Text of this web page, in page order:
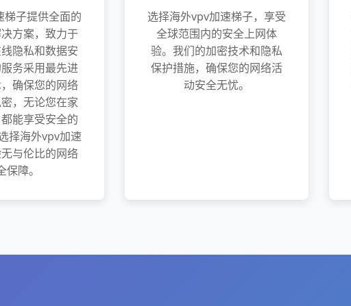
梯子提供全面的
方案，致力于
隐私和数据安
务采用最先进
确保您的网络
，无论您在家
能享受安全的
择海外vpv加速
与伦比的网络
保障。
选择海外vpv加速梯子，享受
全球范围内的安全上网体
验。我们的加密技术和隐私
保护措施，确保您的网络活
动安全无忧。